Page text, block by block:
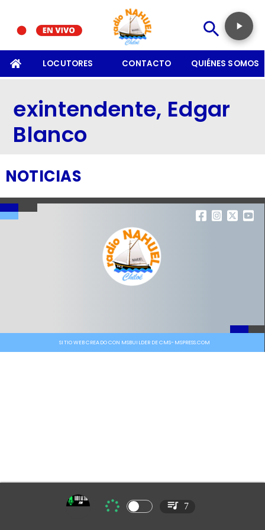
LOCUTORES CONTACTO QUIÉNES SOMOS
exintendente, Edgar
Blanco
NOTICIAS
SITIO WEB CREADO CON MSBUILDER DE CMS-MSPRESS.COM
7